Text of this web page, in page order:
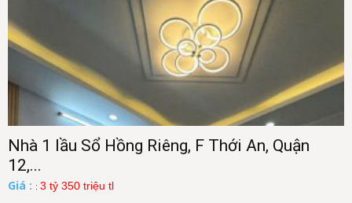
Nhà 1 lầu Sổ Hồng Riêng, F Thới An, Quận
12,...
Giá : : 3 tỷ 350 triệu tl